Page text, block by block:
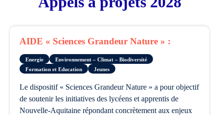
AIDE « Sciences Grandeur Nature » :
Energie
Environnement – Climat – Biodiversité
Formation et Education
Jeunes
Le dispositif « Sciences Grandeur Nature » a pour objectif
de soutenir les initiatives des lycéens et apprentis de
Nouvelle-Aquitaine répondant concrètement aux enjeux